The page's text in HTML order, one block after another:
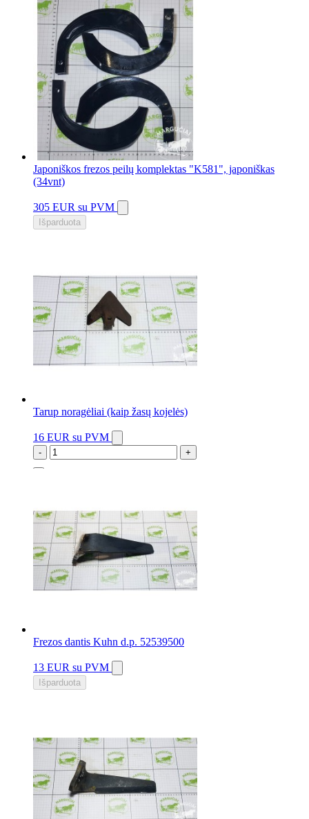
11 vnt.
Japoniškos frezos peilų komplektas "K581", japoniškas
(34vnt)
305 EUR su PVM
Išparduota
Tarup noragėliai (kaip žasų kojelės)
16 EUR su PVM
- +
Frezos dantis Kuhn d.p. 52539500
13 EUR su PVM
Išparduota